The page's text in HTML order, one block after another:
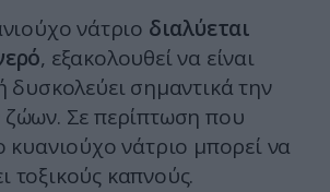
νάτριο διαλύεται
, εξακολουθεί να είναι
δυσκολεύει σημαντικά την
Σε περίπτωση που
κυανιούχο νάτριο μπορεί να
τοξικούς καπνούς.